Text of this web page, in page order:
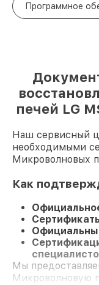
Программное
печей LG
Наш сервисный
необходимыми
Микроволновых
Как
Мы
Микроволновую